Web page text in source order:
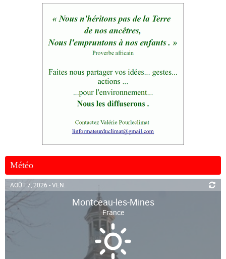
Météo
AOÛT 7, 2026 - VEN.
Montceau-les-Mines
France